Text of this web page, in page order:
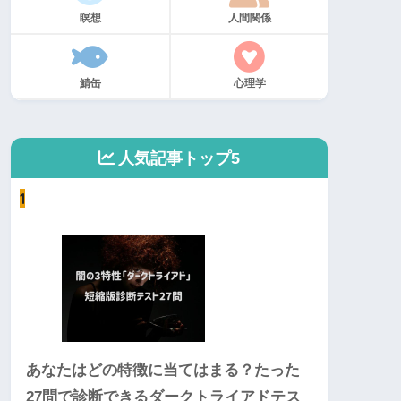
瞑想 人間関係
鯖缶 心理学
人気記事トップ5
1
あなたはどの特徴に当てはまる？たった
27問で診断できるダークトライアドテス